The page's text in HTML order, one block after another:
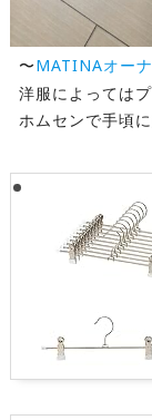
〜 MATINAオー
洋服によっては
ホムセンで手頃